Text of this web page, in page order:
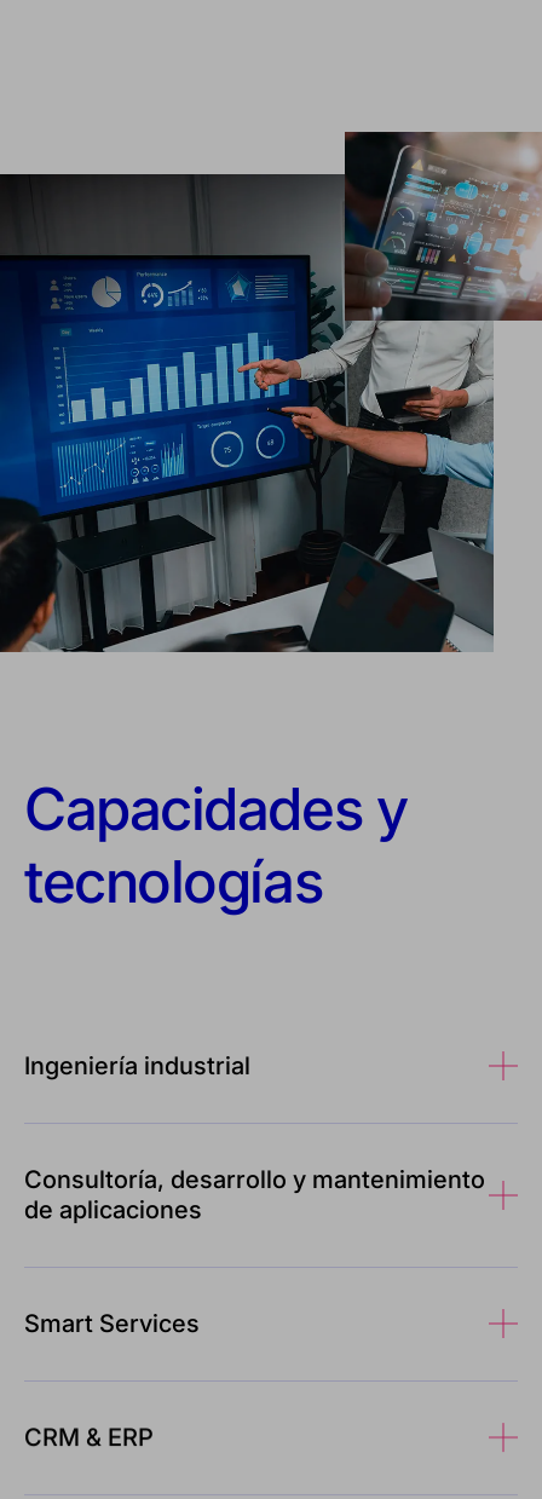
Capacidades y
tecnologías
Ingeniería industrial
Consultoría, desarrollo y mantenimiento
de aplicaciones
Smart Services
CRM & ERP